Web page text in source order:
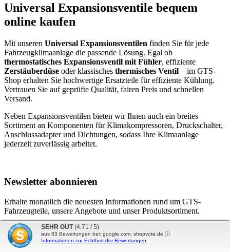
Universal Expansionsventile bequem
online kaufen
Mit unseren Universal Expansionsventilen finden Sie für jede
Fahrzeugklimaanlage die passende Lösung. Egal ob
thermostatisches Expansionsventil mit Fühler, effiziente
Zerstäuberdüse oder klassisches thermisches Ventil – im GTS-
Shop erhalten Sie hochwertige Ersatzteile für effiziente Kühlung.
Vertrauen Sie auf geprüfte Qualität, fairen Preis und schnellen
Versand.
Neben Expansionsventilen bieten wir Ihnen auch ein breites
Sortiment an Komponenten für Klimakompressoren, Druckschalter,
Anschlussadapter und Dichtungen, sodass Ihre Klimaanlage
jederzeit zuverlässig arbeitet.
Newsletter abonnieren
Erhalte monatlich die neuesten Informationen rund um GTS-
Fahrzeugteile, unsere Angebote und unser Produktsortiment.
Diese Seite ist durch reCAPTCHA geschützt und es gelten die
Datenschutzrichtlinie
SEHR GUT (4.71 / 5)
aus 83 Bewertungen bei: google.com, shopvote.de ⓘ
Informationen zur Echtheit der Bewertungen